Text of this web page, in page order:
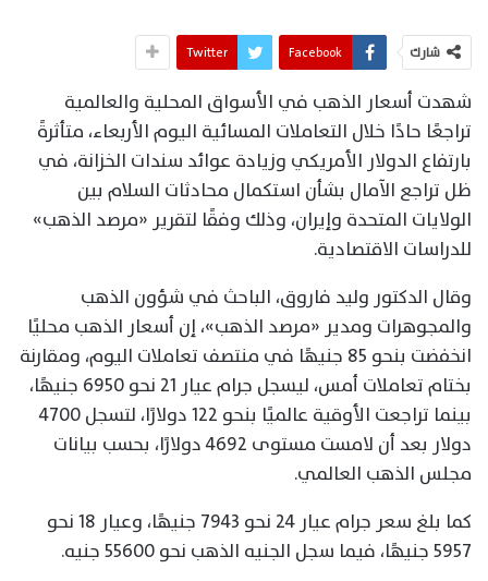
شارك Facebook
Twitter
شهدت أسعار الذهب في الأسواق المحلية والعالمية
تراجعًا حادًا خلال التعاملات المسائية اليوم الأربعاء، متأثرةً
بارتفاع الدولار الأمريكي وزيادة عوائد سندات الخزانة، في
ظل تراجع الآمال بشأن استكمال محادثات السلام بين
الولايات المتحدة وإيران، وذلك وفقًا لتقرير «مرصد الذهب»
للدراسات الاقتصادية.
وقال الدكتور وليد فاروق، الباحث في شؤون الذهب
والمجوهرات ومدير «مرصد الذهب»، إن أسعار الذهب محليًا
انخفضت بنحو 85 جنيهًا في منتصف تعاملات اليوم، ومقارنة
بختام تعاملات أمس، ليسجل جرام عيار 21 نحو 6950 جنيهًا،
بينما تراجعت الأوقية عالميًا بنحو 122 دولارًا، لتسجل 4700
دولار بعد أن لامست مستوى 4692 دولارًا، بحسب بيانات
مجلس الذهب العالمي.
كما بلغ سعر جرام عيار 24 نحو 7943 جنيهًا، وعيار 18 نحو
5957 جنيهًا، فيما سجل الجنيه الذهب نحو 55600 جنيه.